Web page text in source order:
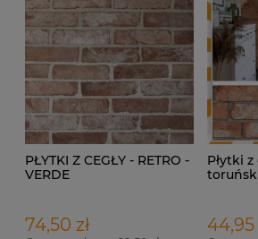
PŁYTKI Z CEGŁY - RETRO -
VERDE
74,50 zł
Płytki
44,95